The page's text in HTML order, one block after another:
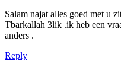
Salam najat alles goed met u
Tbarkallah 3lik .ik heb een
anders .
Reply